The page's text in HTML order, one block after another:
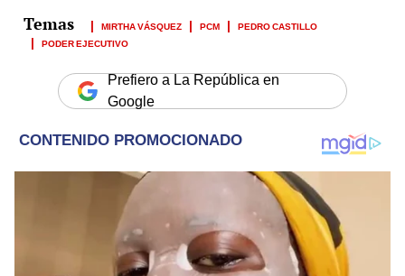
MIRTHA VÁSQUEZ PCM
PEDRO CASTILLO
PODER EJECUTIVO
Prefiero a La República en
Google